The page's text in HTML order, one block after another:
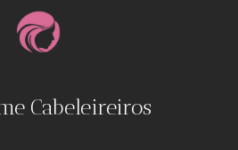
Cabeleireiros